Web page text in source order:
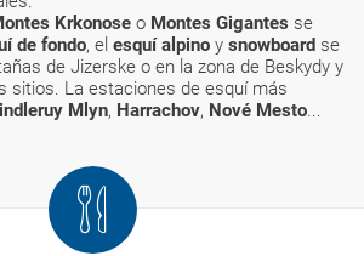
Krkonose o Montes Gigantes se
de fondo, el esquí alpino y snowboard se
de Jizerske o en la zona de Beskydy y
sitios. La estaciones de esquí más
Mlyn, Harrachov, Nové Mesto...